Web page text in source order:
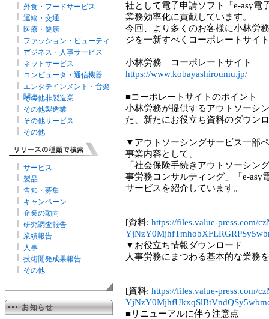
外食・フードサービス
運輸・交通
医療・健康
ファッション・ビューティ
ー
ビジネス・人事サービス
ネットサービス
コンピュータ・通信機器
エンタテインメント・音楽
関連
その他非製造業
その他製造業
その他サービス
その他
サービス
製品
告知・募集
キャンペーン
企業の動向
研究調査報告
業績報告
人事
技術開発成果報告
その他
社として電子申請ソフト「e-asy電
業務効率化に貢献しています。
今回、より多くのお客様に小林労
ジを一新すべくコーポレートサイ
小林労務 コーポレートサイト
https://www.kobayashiroumu.jp/
■コーポレートサイトのポイント
小林労務が提供するアウトソーシ
た、新たにお役立ち資料のダウン
▼アウトソーシングサービス一部
事業内容として、
「社会保険手続きアウトソーシン
事労務コンサルティング」「e-asy
サービスを紹介しています。
[資料: https://files.value-press.com/
▼お役立ち情報ダウンロード
人事労務にまつわる基本的な業務
[資料: https://files.value-press.com/
■リニューアルに伴う注意点